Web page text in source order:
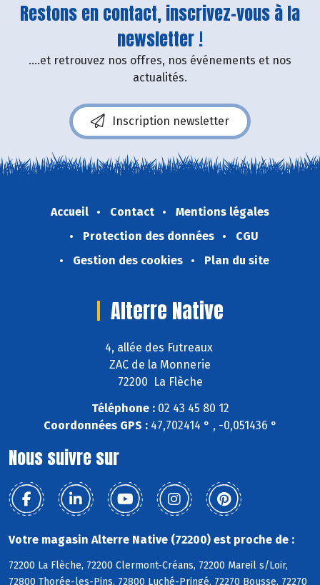
Restons en contact, inscrivez-vous à la
newsletter !
....et retrouvez nos offres, nos événements et nos
actualités.
Inscription newsletter
Accueil Contact
Mentions légales
Protection des données
CGU
Gestion des cookies
Plan du site
Alterre Native
4, allée des Futreaux
ZAC de la Monnerie
72200 La Flèche
Téléphone :02 43 45 80 12
Coordonnées GPS :47,702414 ° , -0,051436 °
Nous suivre sur
Votre magasin Alterre Native (72200) est proche de :
72200 La Flèche, 72200 Clermont-Créans, 72200 Mareil s/Loir,
72800 Thorée-les-Pins, 72800 Luché-Pringé, 72270 Bousse, 72270